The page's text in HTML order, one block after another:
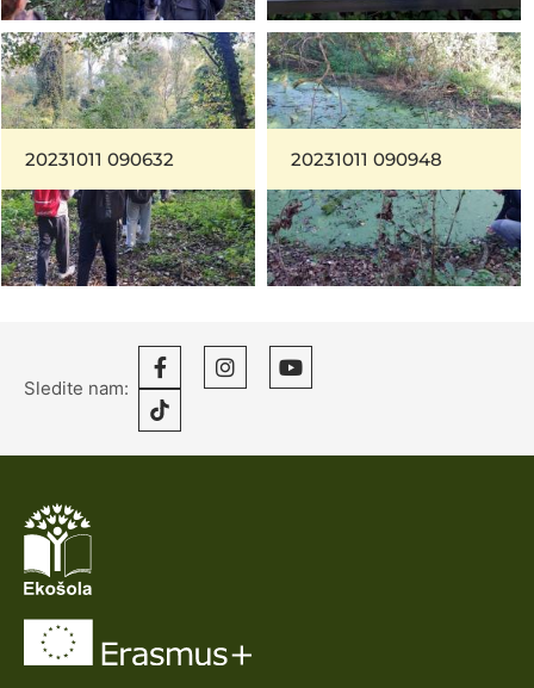
20231011 090632 20231011 090948
Sledite nam: